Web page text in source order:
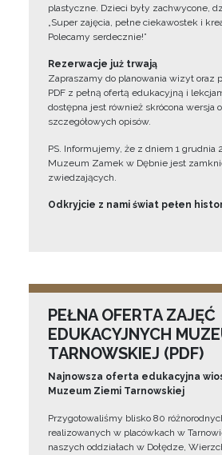
plastyczne. Dzieci były zachwycone,
„Super zajęcia, pełne ciekawostek i
Polecamy serdecznie!”
Rezerwacje już trwają
Zapraszamy do planowania wizyt oraz
PDF z pełną ofertą edukacyjną i
dostępna jest również skrócona wersja
szczegółowych opisów.
PS. Informujemy, że z dniem 1 grudnia
Muzeum Zamek w Dębnie jest
zwiedzających.
Odkryjcie z nami świat pełen
PEŁNA OFERTA ZAJĘĆ
EDUKACYJNYCH
TARNOWSKIEJ (PDF)
Najnowsza oferta edukacyjna
Muzeum Ziemi Tarnowskiej
Przygotowaliśmy blisko 80
realizowanych w placówkach w
naszych oddziałach w Dołędze,